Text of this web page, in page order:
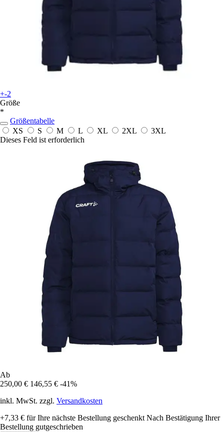
+-2
Größe
*
Größentabelle
XS
S M L XL 2XL
3XL
Dieses Feld ist erforderlich
Ab
250,00 € 146,55 € -41%
inkl. MwSt. zzgl. Versandkosten
+7,33 € für Ihre nächste Bestellung geschenkt Nach Bestätigung Ihrer
Bestellung gutgeschrieben